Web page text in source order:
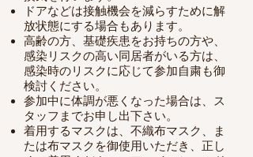
ドアなどは接触機会を減らすために解
放状態にする場合もあります。
高齢の方、基礎疾患をお持ちの方や、
感染リスクの高い同居者がいる方は、
感染時のリスクに応じて参加自粛も御
検討ください。
参加中に体調が悪くなった場合は、ス
タッフまでお申し出下さい。
着用するマスクは、不織布マスク、ま
たは布マスクを御使用いただき、正し